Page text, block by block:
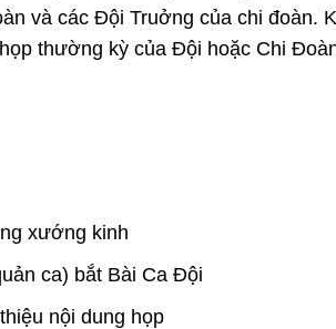
và các Đội Truởng của chi đoàn.
thường kỳ của Đội hoặc Chi
xướng kinh
ca) bắt Bài Ca Đội
nội dung họp